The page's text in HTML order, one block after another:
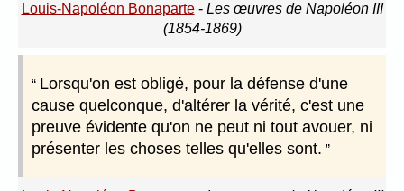
Louis-Napoléon Bonaparte- Les œuvres de Napoléon III
(1854-1869)
Lorsqu'on est obligé, pour la défense d'une
cause quelconque, d'altérer la vérité, c'est une
preuve évidente qu'on ne peut ni tout avouer, ni
présenter les choses telles qu'elles sont.